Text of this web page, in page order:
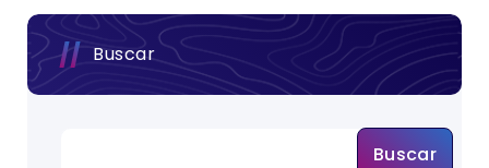
g
a
c
n
Buscar
Buscar